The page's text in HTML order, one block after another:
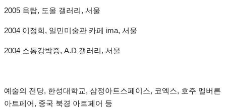
2005 옥탑, 도올 갤러리, 서울
2004 이정희, 일민미술관 카페 ima, 서울
2004 소통강박증, A.D 갤러리, 서울
예술의 전당, 한성대학교, 삼정아트스페이스, 코엑스, 호주 멜버른
아트페어, 중국 북경 아트페어 등